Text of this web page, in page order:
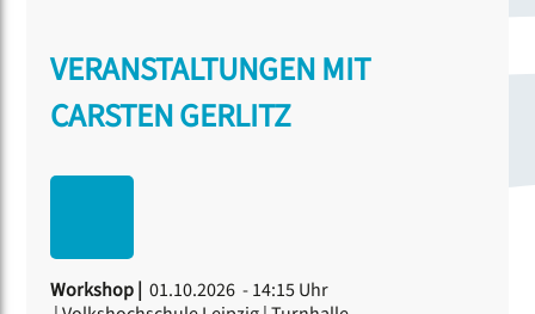
VERANSTALTUNGEN MIT
CARSTEN GERLITZ
Workshop | 01.10.2026 - 14:15 Uhr